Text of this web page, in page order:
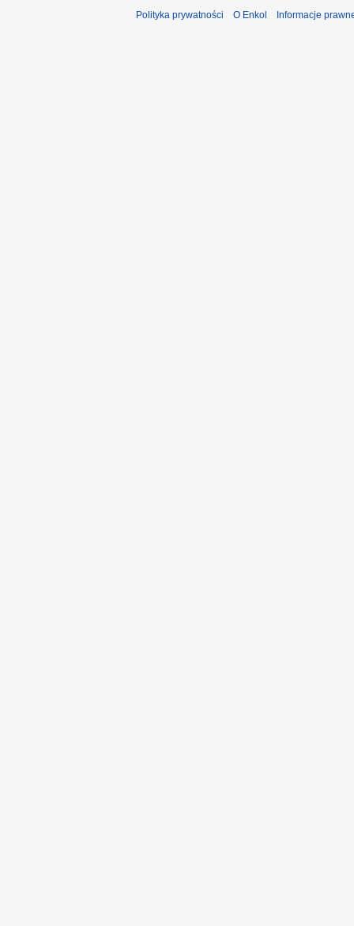
Polityka prywatności O Enkol Informacje